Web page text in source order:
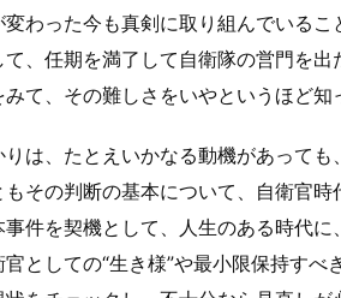
わった今も真剣に取り組んでいるこ
、任期を満了して自衛隊の営門を
て、その難しさをいやというほど知
は、たとえいかなる動機があって
その判断の基本について、自衛官
件を契機として、人生のある時代
としての“生き様”や最小限保持す